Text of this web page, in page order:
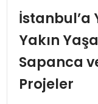
SPOR
SIYASET
İstanbul’a
Yakın
Sapanca
Projeler